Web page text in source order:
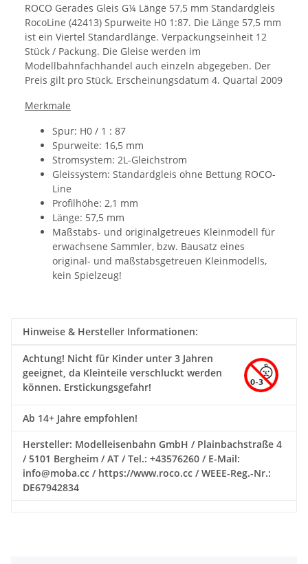
ROCO Gerades Gleis G¼ Länge 57,5 mm Standardgleis
RocoLine (42413) Spurweite H0 1:87. Die Länge 57,5 mm
ist ein Viertel Standardlänge. Verpackungseinheit 12
Stück / Packung. Die Gleise werden im
Modellbahnfachhandel auch einzeln abgegeben. Der
Preis gilt pro Stück. Erscheinungsdatum 4. Quartal 2009
Merkmale
Spur: H0 / 1 : 87
Spurweite: 16,5 mm
Stromsystem: 2L-Gleichstrom
Gleissystem: Standardgleis ohne Bettung ROCO-
Line
Profilhöhe: 2,1 mm
Länge: 57,5 mm
Maßstabs- und originalgetreues Kleinmodell für
erwachsene Sammler, bzw. Bausatz eines
original- und maßstabsgetreuen Kleinmodells,
kein Spielzeug!
Hinweise & Hersteller Informationen:
Achtung! Nicht für Kinder unter 3 Jahren
geeignet, da Kleinteile verschluckt werden
können. Erstickungsgefahr!
Ab 14+ Jahre empfohlen!
Hersteller: Modelleisenbahn GmbH / Plainbachstraße 4
/ 5101 Bergheim / AT / Tel.: +43576260 / E-Mail:
info@moba.cc / https://www.roco.cc / WEEE-Reg.-Nr.:
DE67942834